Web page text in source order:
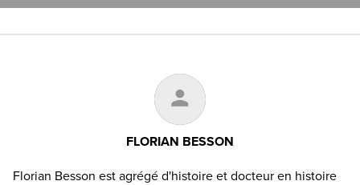
FLORIAN BESSON
Florian Besson est agrégé d'histoire et docteur en histoire